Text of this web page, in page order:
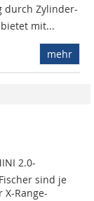
durch Zylinder-
mit...
mehr
2.0-
sind je
Range-